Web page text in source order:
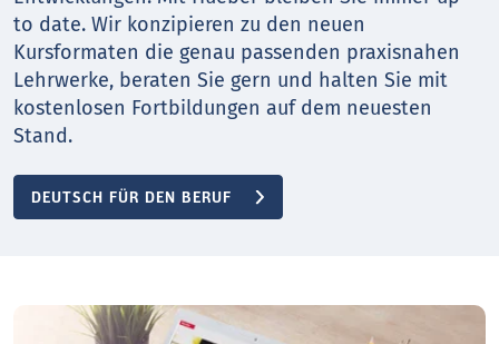
to date. Wir konzipieren zu den neuen
Kursformaten die genau passenden praxisnahen
Lehrwerke, beraten Sie gern und halten Sie mit
kostenlosen Fortbildungen auf dem neuesten
Stand.
DEUTSCH FÜR DEN BERUF